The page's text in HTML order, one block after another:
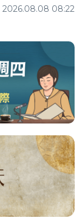
2026.08.08 08:22